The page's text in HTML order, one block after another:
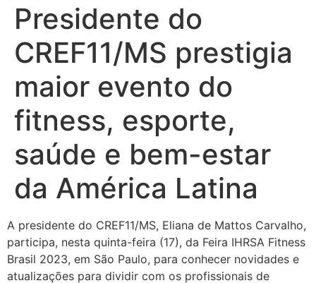
Presidente do
CREF11/MS prestigia
maior evento do
fitness, esporte,
saúde e bem-estar
da América Latina
A presidente do CREF11/MS, Eliana de Mattos Carvalho,
participa, nesta quinta-feira (17), da Feira IHRSA Fitness
Brasil 2023, em São Paulo, para conhecer novidades e
atualizações para dividir com os profissionais de